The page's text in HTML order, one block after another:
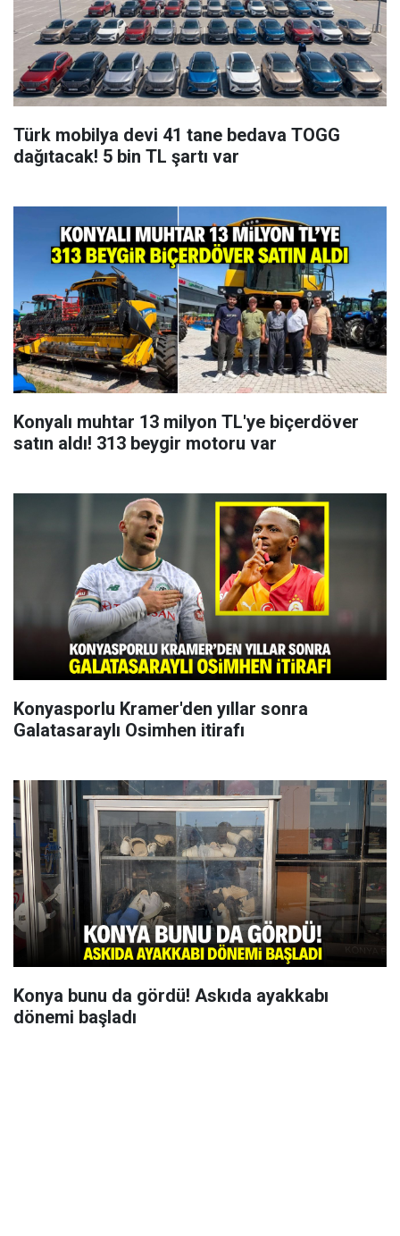
Türk mobilya devi 41 tane bedava TOGG
dağıtacak! 5 bin TL şartı var
Konyalı muhtar 13 milyon TL'ye biçerdöver
satın aldı! 313 beygir motoru var
Konyasporlu Kramer'den yıllar sonra
Galatasaraylı Osimhen itirafı
Konya bunu da gördü! Askıda ayakkabı
dönemi başladı